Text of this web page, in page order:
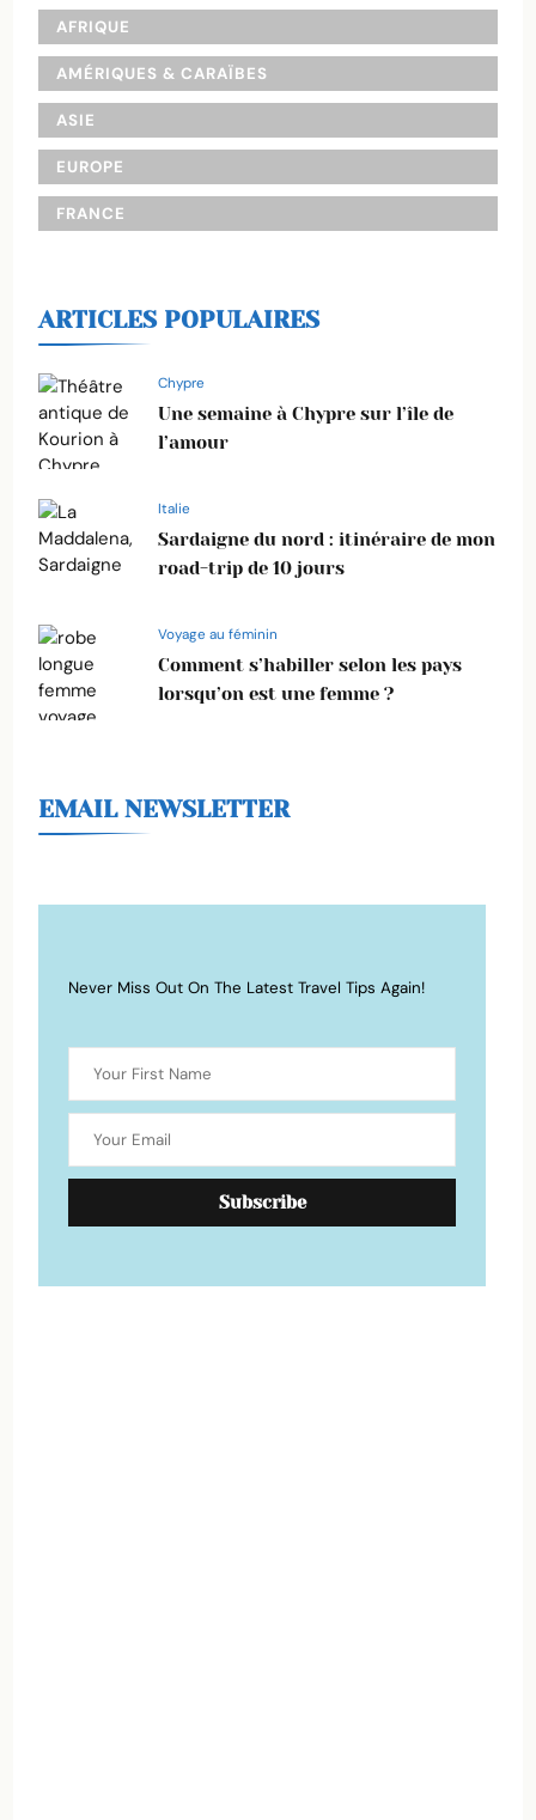
AFRIQUE
AMÉRIQUES & CARAÏBES
ASIE
EUROPE
FRANCE
ARTICLES POPULAIRES
Chypre
Une semaine à Chypre sur l’île de
l’amour
Italie
Sardaigne du nord : itinéraire de mon
road-trip de 10 jours
Voyage au féminin
Comment s’habiller selon les pays
lorsqu’on est une femme ?
EMAIL NEWSLETTER
Never Miss Out On The Latest Travel Tips Again!